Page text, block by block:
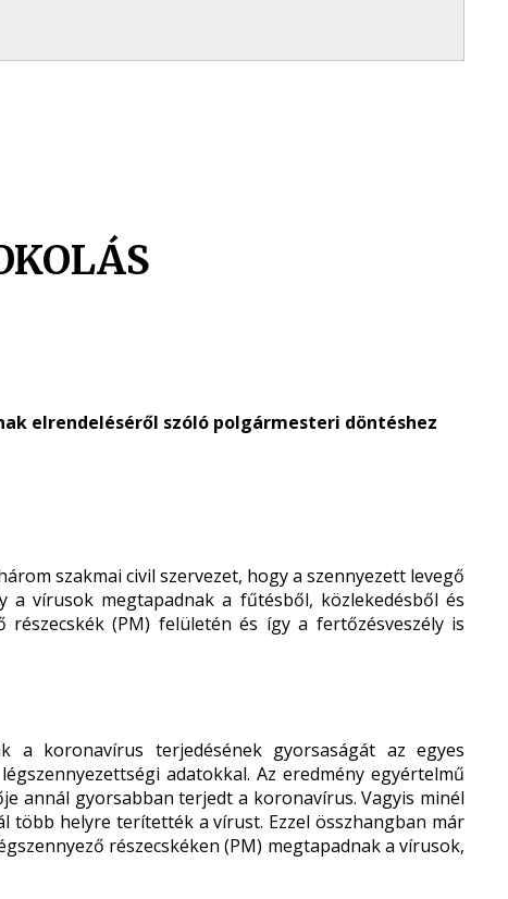
elrendeléséről szóló polgármesteri döntéshez
szakmai civil szervezet, hogy a szennyezett levegő
vírusok megtapadnak a fűtésből, közlekedésből és
(PM) felületén és így a fertőzésveszély is
a koronavírus terjedésének gyorsaságát az egyes
adatokkal. Az eredmény egyértelmű
annál gyorsabban terjedt a koronavírus. Vagyis minél
több helyre terítették a vírust. Ezzel összhangban már
részecskéken (PM) megtapadnak a vírusok,